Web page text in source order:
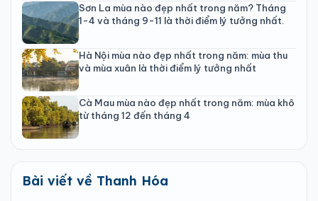
Sơn La mùa nào đẹp nhất trong năm? Tháng
1-4 và tháng 9-11 là thời điểm lý tưởng nhất.
Hà Nội mùa nào đẹp nhất trong năm: mùa thu
và mùa xuân là thời điểm lý tưởng nhất
Cà Mau mùa nào đẹp nhất trong năm: mùa khô
từ tháng 12 đến tháng 4
Bài viết về Thanh Hóa